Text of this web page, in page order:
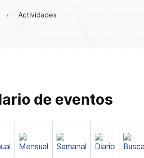
Actividades
de eventos